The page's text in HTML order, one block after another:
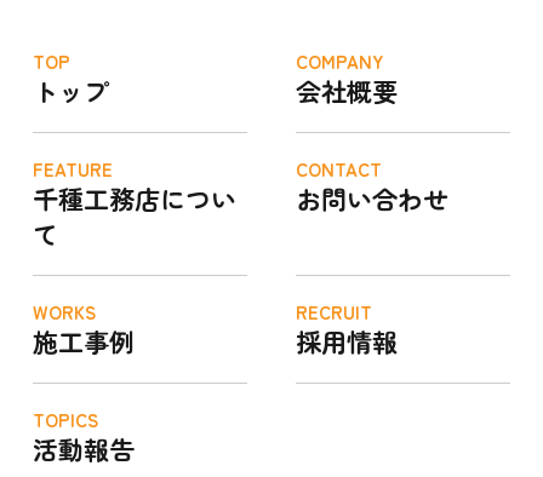
TOP
トップ
COMPANY
会社概要
FEATURE
千種工務店につい
て
CONTACT
お問い合わせ
WORKS
施工事例
RECRUIT
採用情報
TOPICS
活動報告